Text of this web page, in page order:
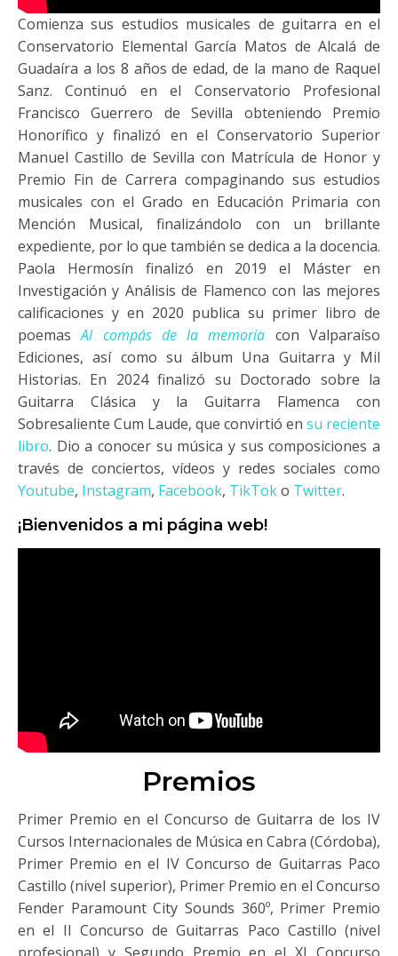
Comienza sus estudios musicales de guitarra en el
Conservatorio Elemental García Matos de Alcalá de
Guadaíra a los 8 años de edad, de la mano de Raquel
Sanz. Continuó en el Conservatorio Profesional
Francisco Guerrero de Sevilla obteniendo Premio
Honorífico y finalizó en el Conservatorio Superior
Manuel Castillo de Sevilla con Matrícula de Honor y
Premio Fin de Carrera compaginando sus estudios
musicales con el Grado en Educación Primaria con
Mención Musical, finalizándolo con un brillante
expediente, por lo que también se dedica a la docencia.
Paola Hermosín finalizó en 2019 el Máster en
Investigación y Análisis de Flamenco con las mejores
calificaciones y en 2020 publica su primer libro de
poemasAl compás de la memoria con Valparaíso
Ediciones, así como su álbum Una Guitarra y Mil
Historias. En 2024 finalizó su Doctorado sobre la
Guitarra Clásica y la Guitarra Flamenca con
Sobresaliente Cum Laude, que convirtió en su reciente
libro. Dio a conocer su música y sus composiciones a
través de conciertos, vídeos y redes sociales como
Youtube, Instagram, Facebook, TikToko Twitter.
¡Bienvenidos a mi página web!
Premios
Primer Premio en el Concurso de Guitarra de los IV
Cursos Internacionales de Música en Cabra (Córdoba),
Primer Premio en el IV Concurso de Guitarras Paco
Castillo (nivel superior), Primer Premio en el Concurso
Fender Paramount City Sounds 360º, Primer Premio
en el II Concurso de Guitarras Paco Castillo (nivel